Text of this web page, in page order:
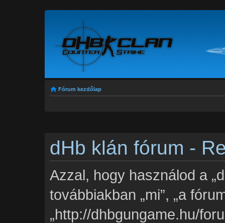
Fórum kezdőlap
dHb klán fórum -
Azzal, hogy használod a
továbbiakban „mi”, „a
„http://dhbgungame.hu/